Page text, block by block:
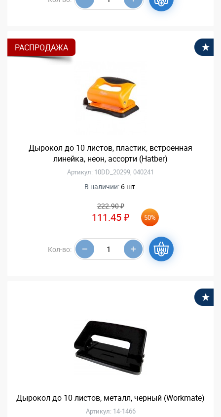
РАСПРОДАЖА
Дырокол до 10 листов, пластик, встроенная
линейка, неон, ассорти (Hatber)
Артикул: 10DD_20299, 040241
В наличии: 6 шт.
222.90 ₽
111.45 ₽ 50%
Кол-во:
Дырокол до 10 листов, металл, черный (Workmate)
Артикул: 14-1466